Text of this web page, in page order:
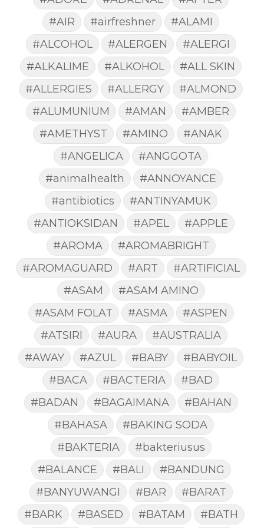
#AIR
#airfreshner
#ALAMI
#ALCOHOL
#ALERGEN
#ALERGI
#ALKALIME
#ALKOHOL
#ALL SKIN
#ALLERGIES
#ALLERGY
#ALMOND
#ALUMUNIUM
#AMAN
#AMBER
#AMETHYST
#AMINO
#ANAK
#ANGELICA
#ANGGOTA
#animalhealth
#ANNOYANCE
#antibiotics
#ANTINYAMUK
#ANTIOKSIDAN
#APEL
#APPLE
#AROMA
#AROMABRIGHT
#AROMAGUARD
#ART
#ARTIFICIAL
#ASAM
#ASAM AMINO
#ASAM FOLAT
#ASMA
#ASPEN
#ATSIRI
#AURA
#AUSTRALIA
#AWAY
#AZUL #BABY
#BABYOIL
#BACA
#BACTERIA
#BAD
#BADAN
#BAGAIMANA
#BAHAN
#BAHASA
#BAKING SODA
#BAKTERIA
#bakteriusus
#BALANCE
#BALI
#BANDUNG
#BANYUWANGI
#BAR
#BARAT
#BARK
#BASED #BATAM
#BATH